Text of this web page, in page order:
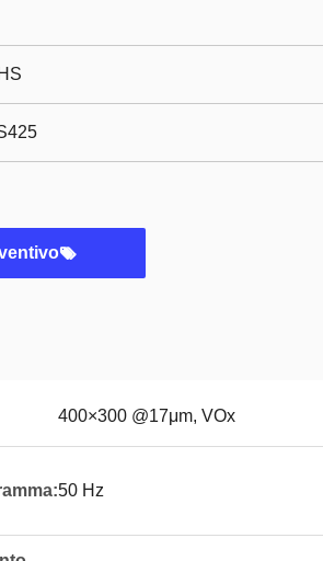
400×300 @17μm, VOx
50 Hz